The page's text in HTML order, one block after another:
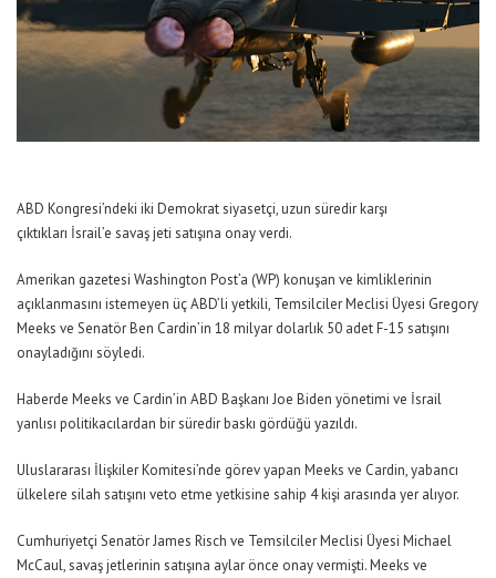
ABD Kongresi’ndeki iki Demokrat siyasetçi, uzun süredir karşı
çıktıkları İsrail’e savaş jeti satışına onay verdi.
Amerikan gazetesi Washington Post’a (WP) konuşan ve kimliklerinin
açıklanmasını istemeyen üç ABD’li yetkili, Temsilciler Meclisi Üyesi Gregory
Meeks ve Senatör Ben Cardin’in 18 milyar dolarlık 50 adet F-15 satışını
onayladığını söyledi.
Haberde Meeks ve Cardin’in ABD Başkanı Joe Biden yönetimi ve İsrail
yanlısı politikacılardan bir süredir baskı gördüğü yazıldı.
Uluslararası İlişkiler Komitesi’nde görev yapan Meeks ve Cardin, yabancı
ülkelere silah satışını veto etme yetkisine sahip 4 kişi arasında yer alıyor.
Cumhuriyetçi Senatör James Risch ve Temsilciler Meclisi Üyesi Michael
McCaul, savaş jetlerinin satışına aylar önce onay vermişti. Meeks ve